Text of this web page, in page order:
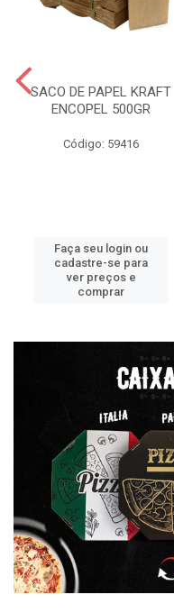
SACO DE PAPEL KRAFT
ENCOPEL 500GR
Código: 59416
Faça seu login ou
cadastre-se para
ver preços e
comprar